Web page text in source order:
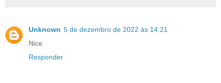
Unknown 5 de dezembro de 2022 às 14:21
Nice
Responder